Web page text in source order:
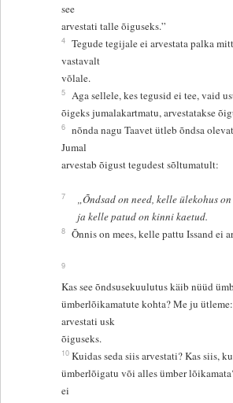
see
arvestati talle õiguseks.”
4 Tegude tegijale ei arvestata palka
vastavalt
võlale.
5 Aga sellele, kes tegusid ei tee, vaid
õigeks jumalakartmatu, arvestatakse
6 nõnda nagu Taavet ütleb õndsa
Jumal
arvestab õigust tegudest sõltumatult:
7
„Õndsad on need, kelle ülekohus
ja kelle patud on kinni kaetud.
8 Õnnis on mees, kelle pattu Issand ei
9
Kas see õndsusekuulutus käib nüüd
ümberlõikamatute kohta? Me ju
arvestati usk
õiguseks.
10 Kuidas seda siis arvestati? Kas siis,
ümberlõigatu või alles ümber
ei